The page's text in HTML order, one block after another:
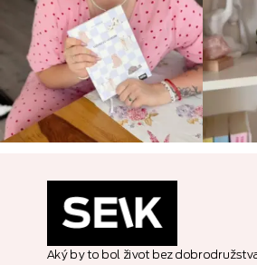
Aký by to bol život bez